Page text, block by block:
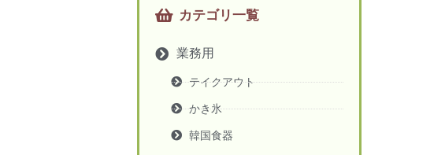
カテゴリ一覧
業務用
テイクアウト
かき氷
韓国食器